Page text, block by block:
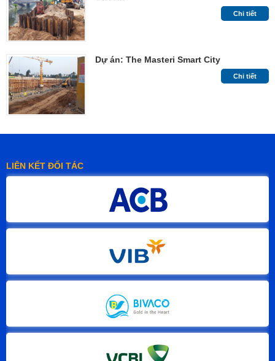
Chi tiết
Dự án: The Masteri Smart City
Chi tiết
LIÊN KẾT ĐỐI TÁC